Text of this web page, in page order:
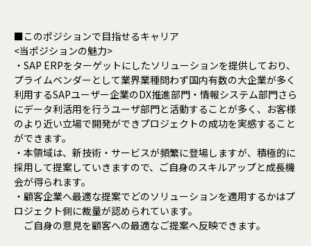
■このポジションで目指せるキャリア
<当ポジションの魅力>
・SAP ERPをターゲットにしたソリューションを提供しており、
プライムベンダーとして業界業種問わず国内有数の大企業が多く
利用するSAPユーザー企業のDX推進部門・情報システム部門さら
にデータ利活用を行うユーザ部門と活動することが多く、お客様
のより近い立場で開発ができプロジェクトの成功を実感すること
ができます。
・本領域は、新技術・サービスが頻繁に登場しますが、積極的に
採用して提案していきますので、ご自身のスキルアップと成長機
会が得られます。
・顧客企業へ最適な提案でどのソリューションを適用するかはプ
ロジェクト側に裁量が認められています。
ご自身の意見を顧客への最適なご提案へ反映できます。